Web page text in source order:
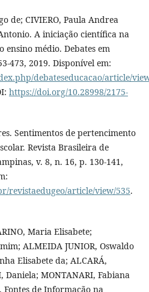
de; CIVIERO, Paula Andrea
A iniciação científica na
ensino médio. Debates em
473, 2019. Disponível em:
debateseducacao/article/
https://doi.org/10.28998/2175-
Sentimentos de pertencimento
Revista Brasileira de
v. 8, n. 16, p. 130-141,
revistaedugeo/article/view/535.
Maria Elisabete;
ALMEIDA JUNIOR, Oswaldo
Elisabete da; ALCARÁ,
Daniela; MONTANARI, Fabiana
Fontes de Informação na